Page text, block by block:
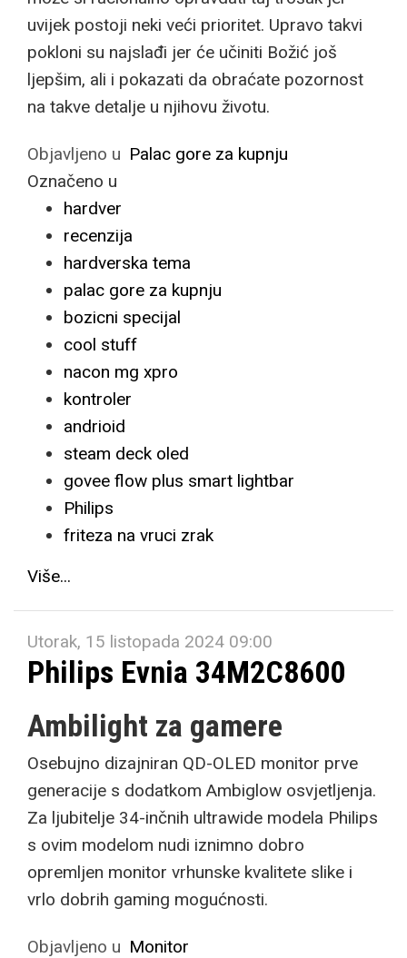
uvijek postoji neki veći prioritet. Upravo takvi
pokloni su najslađi jer će učiniti Božić još
ljepšim, ali i pokazati da obraćate pozornost
na takve detalje u njihovu životu.
Objavljeno u Palac gore za kupnju
Označeno u
hardver
recenzija
hardverska tema
palac gore za kupnju
bozicni specijal
cool stuff
nacon mg xpro
kontroler
andrioid
steam deck oled
govee flow plus smart lightbar
Philips
friteza na vruci zrak
Više...
Utorak, 15 listopada 2024 09:00
Philips Evnia 34M2C8600
Ambilight za gamere
Osebujno dizajniran QD-OLED monitor prve
generacije s dodatkom Ambiglow osvjetljenja.
Za ljubitelje 34-inčnih ultrawide modela Philips
s ovim modelom nudi iznimno dobro
opremljen monitor vrhunske kvalitete slike i
vrlo dobrih gaming mogućnosti.
Objavljeno u Monitor